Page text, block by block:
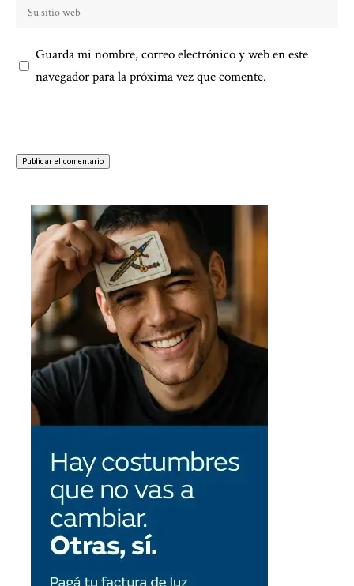
Guarda mi nombre, correo electrónico y web en este
navegador para la próxima vez que comente.